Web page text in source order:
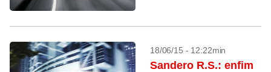
18/06/15 - 12:22min
Sandero R.S.: enfim